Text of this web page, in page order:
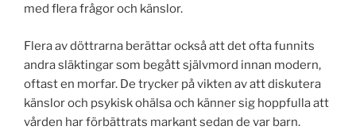
med flera frågor och känslor.
Flera av döttrarna berättar också att det ofta funnits
andra släktingar som begått självmord innan modern,
oftast en morfar. De trycker på vikten av att diskutera
känslor och psykisk ohälsa och känner sig hoppfulla att
vården har förbättrats markant sedan de var barn.